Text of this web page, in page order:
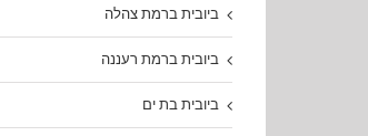
ביובית ברמת צהלה
ביובית ברמת רעננה
ביובית בת ים